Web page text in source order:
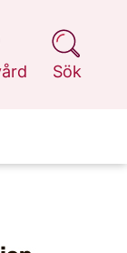
Sök
på 1177.se